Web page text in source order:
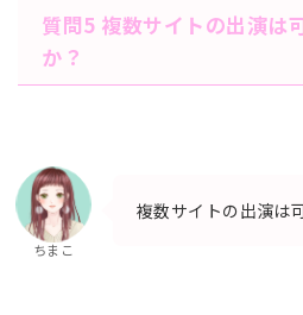
質問5 複数サイトの出演は
か？
ちまこ
複数サイトの出演は